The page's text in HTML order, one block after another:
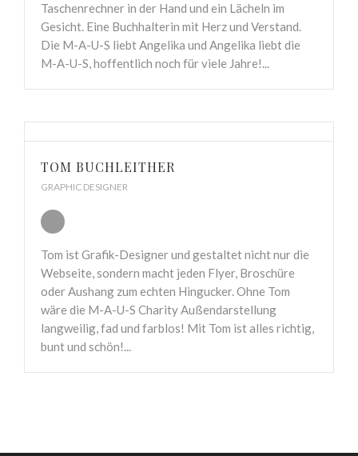
Taschenrechner in der Hand und ein Lächeln im
Gesicht. Eine Buchhalterin mit Herz und Verstand.
Die M-A-U-S liebt Angelika und Angelika liebt die
M-A-U-S, hoffentlich noch für viele Jahre!...
TOM BUCHLEITHER
GRAPHIC DESIGNER
Tom ist Grafik-Designer und gestaltet nicht nur die
Webseite, sondern macht jeden Flyer, Broschüre
oder Aushang zum echten Hingucker. Ohne Tom
wäre die M-A-U-S Charity Außendarstellung
langweilig, fad und farblos! Mit Tom ist alles richtig,
bunt und schön!...